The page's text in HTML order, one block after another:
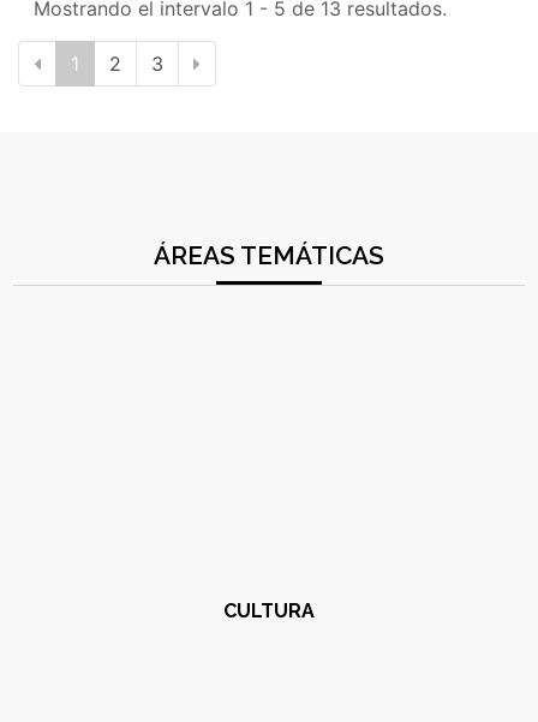
Mostrando el intervalo 1 - 5 de 13 resultados.
1 2 3
ÁREAS TEMÁTICAS
CULTURA